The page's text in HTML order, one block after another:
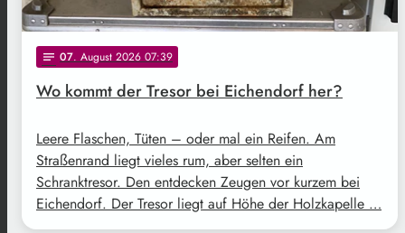
notes 07. August 2026 07:39
Wo kommt der Tresor bei Eichendorf her?
Leere Flaschen, Tüten – oder mal ein Reifen. Am
Straßenrand liegt vieles rum, aber selten ein
Schranktresor. Den entdecken Zeugen vor kurzem bei
Eichendorf. Der Tresor liegt auf Höhe der Holzkapelle …